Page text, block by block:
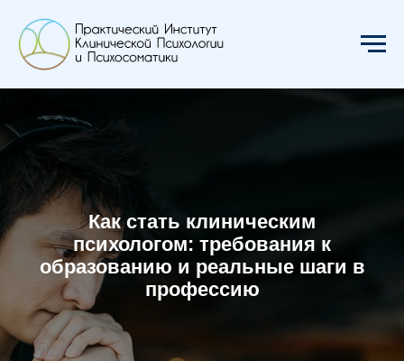
Как стать клиническим
психологом: требования к
образованию и реальные шаги в
профессию